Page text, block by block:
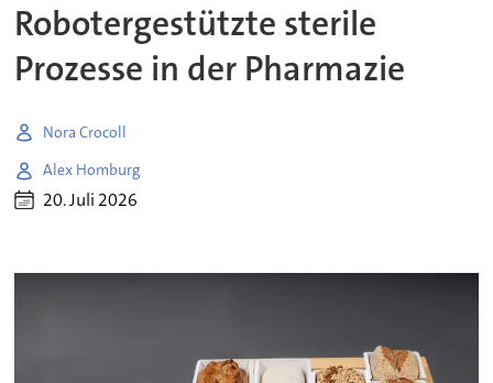
Robotergestützte sterile
Prozesse in der Pharmazie
Nora Crocoll
Alex Homburg
20. Juli 2026